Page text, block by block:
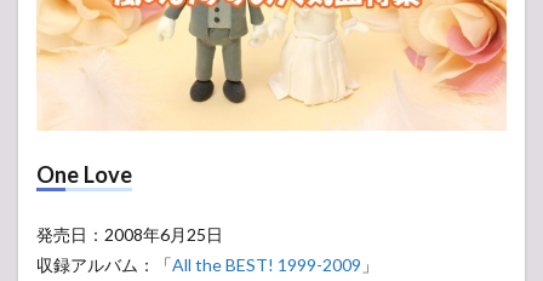
にオ
スス
メ！
お色
直し
BGM
とし
ても
One Love
発売日：2008年6月25日
収録アルバム：「All the BEST! 1999-2009 」